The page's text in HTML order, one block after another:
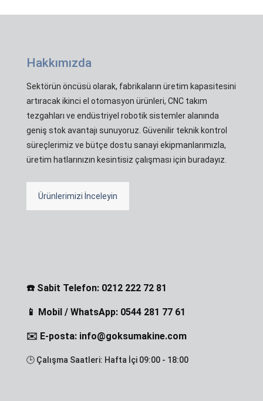
Hakkımızda
Sektörün öncüsü olarak, fabrikaların üretim kapasitesini
artıracak ikinci el otomasyon ürünleri, CNC takım
tezgahları ve endüstriyel robotik sistemler alanında
geniş stok avantajı sunuyoruz. Güvenilir teknik kontrol
süreçlerimiz ve bütçe dostu sanayi ekipmanlarımızla,
üretim hatlarınızın kesintisiz çalışması için buradayız.
Ürünlerimizi İnceleyin
☎️ Sabit Telefon: 0212 222 72 81
📱 Mobil / WhatsApp: 0544 281 77 61
✉️ E-posta: info@goksumakine.com
🕒 Çalışma Saatleri: Hafta İçi 09:00 - 18:00